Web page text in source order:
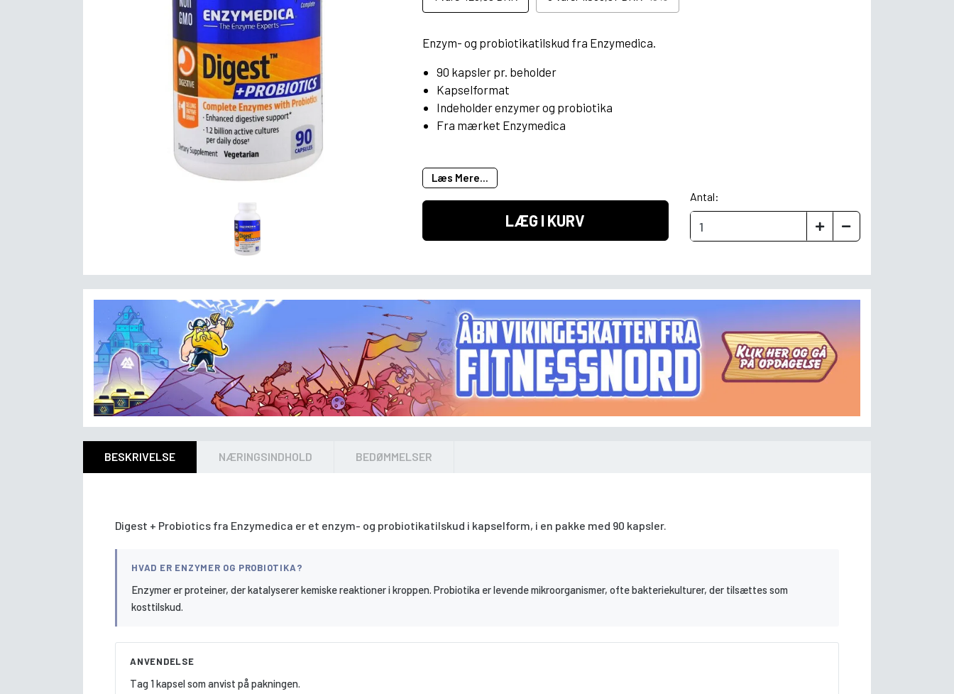
Enzym- og probiotikatilskud fra Enzymedica.
90 kapsler pr. beholder
Kapselformat
Indeholder enzymer og probiotika
Fra mærket Enzymedica
Læs Mere...
LÆG I KURV
Antal:
BESKRIVELSE NÆRINGSINDHOLD BEDØMMELSER
Digest + Probiotics fra Enzymedica er et enzym- og probiotikatilskud i kapselform, i en pakke med 90 kapsler.
HVAD ER ENZYMER OG PROBIOTIKA?
Enzymer er proteiner, der katalyserer kemiske reaktioner i kroppen. Probiotika er levende mikroorganismer, ofte bakteriekulturer, der tilsættes som
kosttilskud.
ANVENDELSE
Tag 1 kapsel som anvist på pakningen.